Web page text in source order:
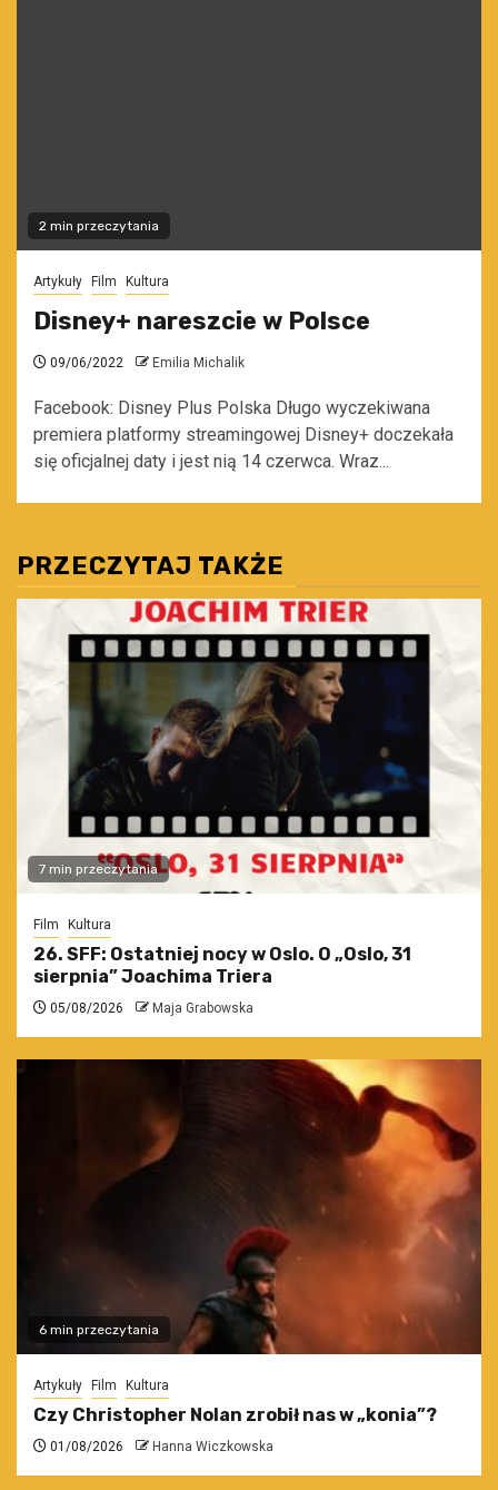
2 min przeczytania
Artykuły Film Kultura
Disney+ nareszcie w Polsce
09/06/2022 Emilia Michalik
Facebook: Disney Plus Polska Długo wyczekiwana
premiera platformy streamingowej Disney+ doczekała
się oficjalnej daty i jest nią 14 czerwca. Wraz...
PRZECZYTAJ TAKŻE
7 min przeczytania
Film Kultura
26. SFF: Ostatniej nocy w Oslo. O „Oslo, 31
sierpnia” Joachima Triera
05/08/2026 Maja Grabowska
6 min przeczytania
Artykuły Film Kultura
Czy Christopher Nolan zrobił nas w „konia”?
01/08/2026 Hanna Wiczkowska